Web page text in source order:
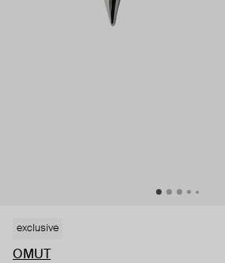
exclusive
OMUT